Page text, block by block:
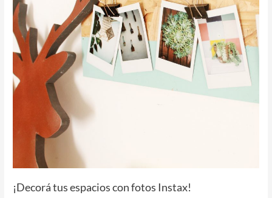
¡Decorá tus espacios con fotos Instax!